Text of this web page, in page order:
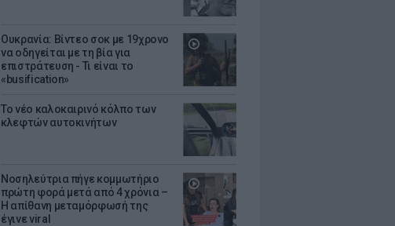
Ουκρανία: Βίντεο σοκ με 19χρονο
να οδηγείται με τη βία για
επιστράτευση - Τι είναι το
«busification»
Το νέο καλοκαιρινό κόλπο των
κλεφτών αυτοκινήτων
Νοσηλεύτρια πήγε κομμωτήριο
πρώτη φορά μετά από 4 χρόνια –
Η απίθανη μεταμόρφωσή της
έγινε viral